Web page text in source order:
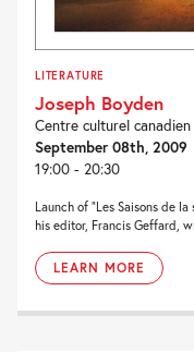
LITERATURE
Joseph Boyden
Centre culturel
September 08th, 2009
19:00 - 20:30
Launch of “Les Saisons de
his editor, Francis Geffard,
LEARN MORE